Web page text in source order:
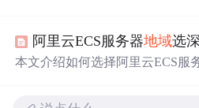
立，确保高可用。AWS覆盖全球
云在中国覆盖广泛，腾讯云在华
阿里云ECS服务器地域选
本文介绍如何选择阿里云ECS服